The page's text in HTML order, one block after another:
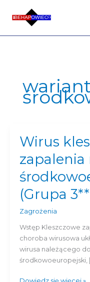
Wirus
(Grupa
Zagrożenia
Wstęp Kleszczowe
choroba wirusowa
wirusa należącego
środkowoeuropejski,
Wirus
kleszczowego
zapalenia
mózgu
–
wariant
środkowoeuropejski
(Grupa
3**
V)